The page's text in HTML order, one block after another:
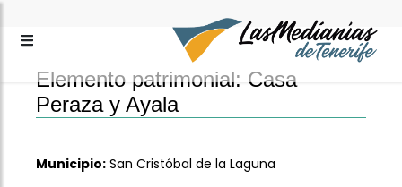
Elemento patrimonial: Casa
Peraza y Ayala
Municipio: San Cristóbal de la Laguna